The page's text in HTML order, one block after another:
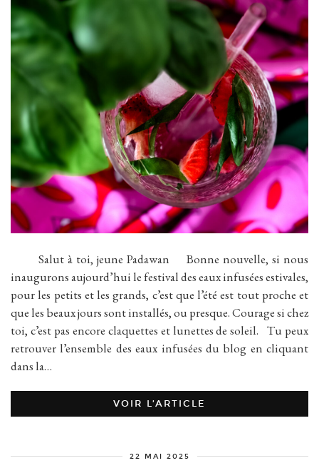
Salut à toi, jeune Padawan Bonne nouvelle, si nous
inaugurons aujourd’hui le festival des eaux infusées estivales,
pour les petits et les grands, c’est que l’été est tout proche et
que les beaux jours sont installés, ou presque. Courage si chez
toi, c’est pas encore claquettes et lunettes de soleil. Tu peux
retrouver l’ensemble des eaux infusées du blog en cliquant
dans la…
VOIR L’ARTICLE
22 MAI 2025